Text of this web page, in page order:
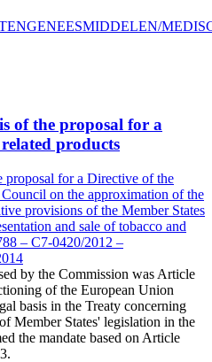
GENEESMIDDELEN/
of the proposal for a
products
proposal for a Directive of the
on the approximation of the
provisions of the Member States
and sale of tobacco and
– C7-0420/2012 –
by the Commission was Article
of the European Union
basis in the Treaty concerning
Member States' legislation in the
the mandate based on Article